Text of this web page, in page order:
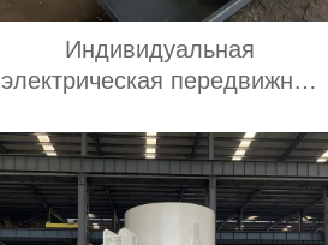
Индивидуальная
электрическая передвижная
ножничная подъемная
платформа весом 500 кг
высотой 6-20 м